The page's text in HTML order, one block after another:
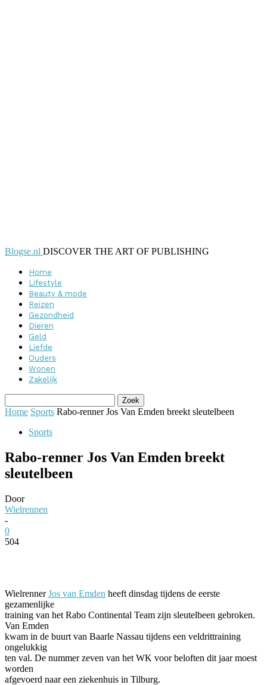
Blogse.nl DISCOVER THE ART OF PUBLISHING
Home
Lifestyle
Beauty & mode
Reizen
Gezondheid
Dieren
Geld
Liefde
Ouders
Wonen
Zakelijk
Home Sports Rabo-renner Jos Van Emden breekt sleutelbeen
Sports
Rabo-renner Jos Van Emden breekt
sleutelbeen
Door
Wielrennen
-
0
504
WielrennerJos van Emden heeft dinsdag tijdens de eerste
gezamenlijke
training van het Rabo Continental Team zijn sleutelbeen gebroken.
Van Emden
kwam in de buurt van Baarle Nassau tijdens een veldrittraining
ongelukkig
ten val. De nummer zeven van het WK voor beloften dit jaar moest
worden
afgevoerd naar een ziekenhuis in Tilburg.